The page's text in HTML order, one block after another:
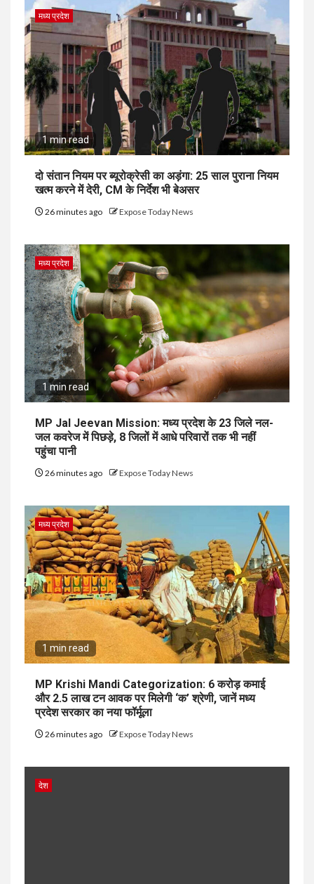
मध्य प्रदेश
1 min read
दो संतान नियम पर ब्यूरोक्रेसी का अड़ंगा: 25 साल पुराना नियम
खत्म करने में देरी, CM के निर्देश भी बेअसर
26 minutes ago Expose Today News
मध्य प्रदेश
1 min read
MP Jal Jeevan Mission: मध्य प्रदेश के 23 जिले नल-
जल कवरेज में पिछड़े, 8 जिलों में आधे परिवारों तक भी नहीं
पहुंचा पानी
26 minutes ago Expose Today News
मध्य प्रदेश
1 min read
MP Krishi Mandi Categorization: 6 करोड़ कमाई
और 2.5 लाख टन आवक पर मिलेगी ‘क’ श्रेणी, जानें मध्य
प्रदेश सरकार का नया फॉर्मूला
26 minutes ago Expose Today News
देश